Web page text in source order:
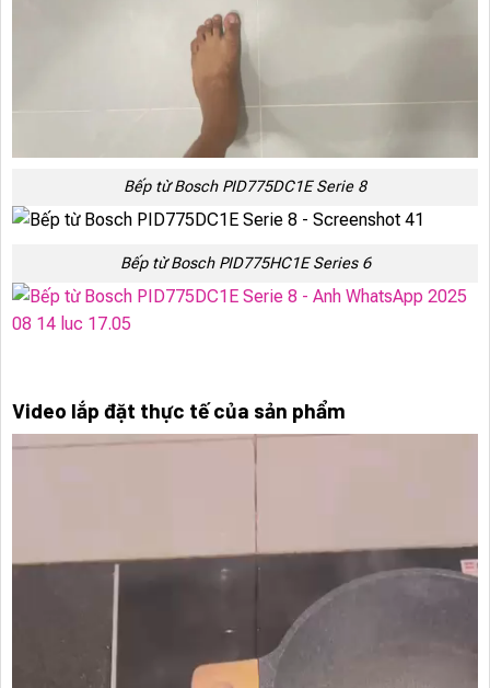
Bếp từ Bosch PID775DC1E Serie 8
Bếp từ Bosch PID775HC1E Series 6
Video lắp đặt thực tế của sản phẩm
Trình